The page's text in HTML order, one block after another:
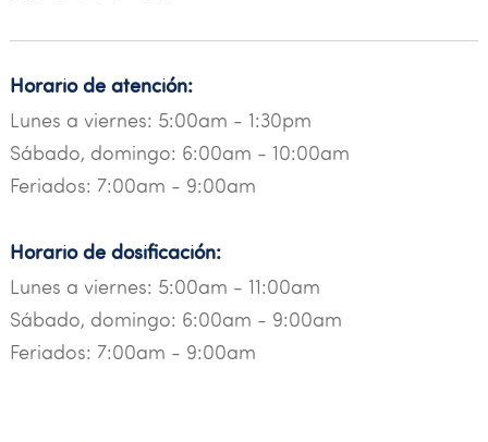
Horario de atención:
Lunes a viernes: 5:00am - 1:30pm
Sábado, domingo: 6:00am - 10:00am
Feriados: 7:00am - 9:00am
Horario de dosificación:
Lunes a viernes: 5:00am - 11:00am
Sábado, domingo: 6:00am - 9:00am
Feriados: 7:00am - 9:00am